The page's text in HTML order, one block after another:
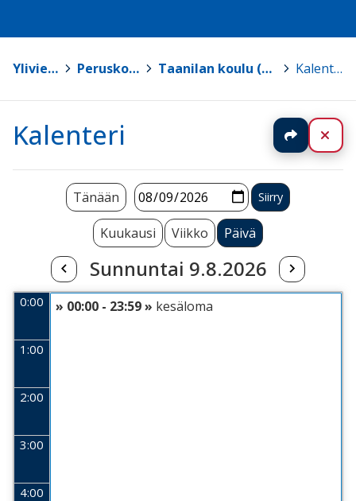
Ylivieska > Peruskoulut > Taanilan koulu (0.-9. lk) > Kalenteri
Kalenteri Jaa
Kuukausi Viikko Päivä
Sunnuntai 9.8.2026
Tänään
0:00
1:00
2:00
3:00
4:00
» 00:00 - 23:59 » kesäloma